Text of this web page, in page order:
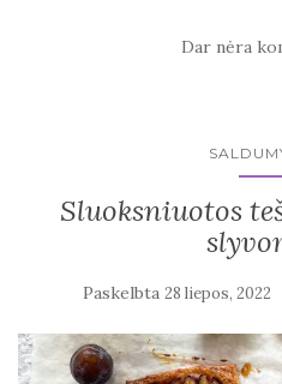
Dar nėra
Sluoksniuotos
Paskelbta 28 liepos, 2022